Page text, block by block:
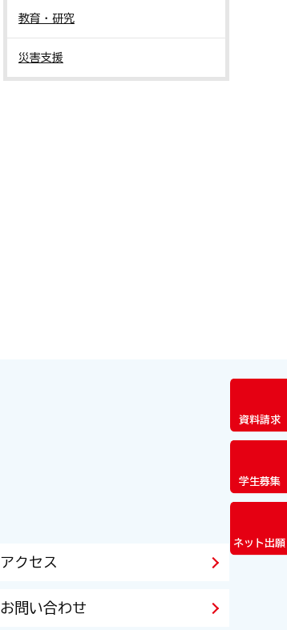
資料請求
学生募集
ネット出願
教育・研究
災害支援
アクセス
お問い合わせ